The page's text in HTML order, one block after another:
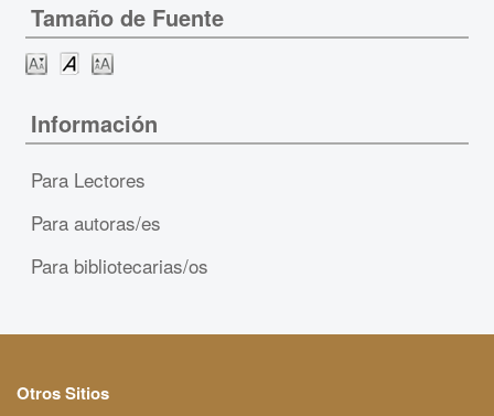
Tamaño de Fuente
Información
Para Lectores
Para autoras/es
Para bibliotecarias/os
Otros Sitios